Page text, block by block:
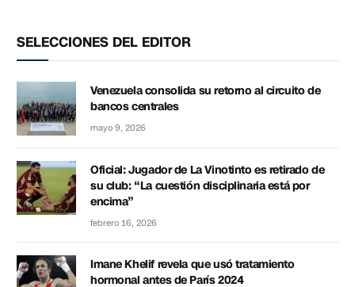
SELECCIONES DEL EDITOR
Venezuela consolida su retorno al circuito de
bancos centrales
mayo 9, 2026
Oficial: Jugador de La Vinotinto es retirado de
su club: “La cuestión disciplinaria está por
encima”
febrero 16, 2026
Imane Khelif revela que usó tratamiento
hormonal antes de París 2024